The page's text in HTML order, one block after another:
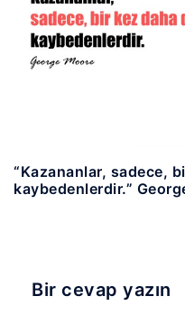
“Kazananlar, sadece,
kaybedenlerdir.”
Bir cevap yazın